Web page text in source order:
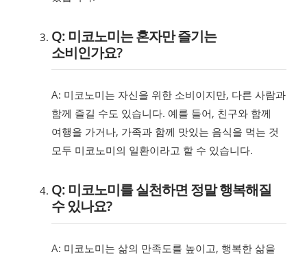
Q: 미코노미는 혼자만 즐기는
소비인가요?
A: 미코노미는 자신을 위한 소비이지만, 다른 사람과
함께 즐길 수도 있습니다. 예를 들어, 친구와 함께
여행을 가거나, 가족과 함께 맛있는 음식을 먹는 것
모두 미코노미의 일환이라고 할 수 있습니다.
Q: 미코노미를 실천하면 정말 행복해질
수 있나요?
A: 미코노미는 삶의 만족도를 높이고, 행복한 삶을